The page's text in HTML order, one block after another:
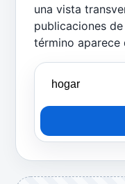
una vista
publicaciones
término aparece